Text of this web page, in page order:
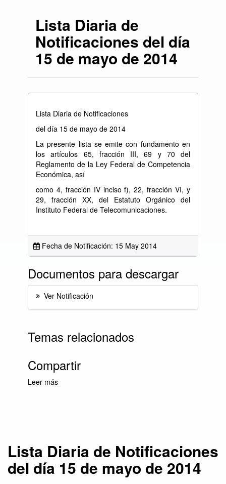
Lista Diaria de
Notificaciones del día
15 de mayo de 2014
Lista Diaria de Notificaciones
del día 15 de mayo de 2014
La presente lista se emite con fundamento en
los artículos 65, fracción III, 69 y 70 del
Reglamento de la Ley Federal de Competencia
Económica, así
como 4, fracción IV inciso f), 22, fracción VI, y
29, fracción XX, del Estatuto Orgánico del
Instituto Federal de Telecomunicaciones.
Fecha de Notificación: 15 May 2014
Documentos para descargar
Ver Notificación
Temas relacionados
Compartir
Leer más
Lista Diaria de Notificaciones
del día 15 de mayo de 2014